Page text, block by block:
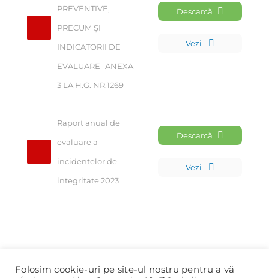
PREVENTIVE,
PRECUM ȘI
INDICATORII DE
EVALUARE -ANEXA
3 LA H.G. NR.1269
Descarcă
Vezi
Raport anual de
evaluare a
incidentelor de
integritate 2023
Descarcă
Vezi
Folosim cookie-uri pe site-ul nostru pentru a vă